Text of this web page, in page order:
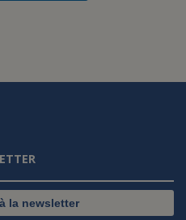
la newsletter